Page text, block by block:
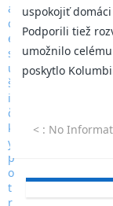
uspokojiť
Podporili tiež
umožnilo
poskytlo
< : No